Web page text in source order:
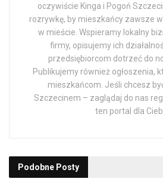
oczywiście Kinga i Pogoń
rozrywkę, by mieszkańcy zawsze
w mieście. Wspieramy lokalny
firmy, opisujemy ich
przedsiębiorcom dotrzeć do
Publikujemy również ogłoszenia,
mieszkańcom. Jeśli chcesz
Szczecinem – zaglądaj do nas
ten portal dla
Podobne Posty